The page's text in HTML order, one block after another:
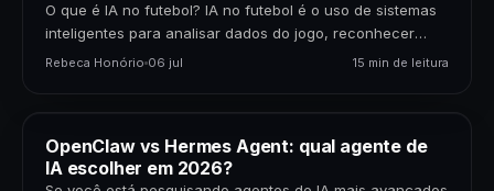
O que é IA no futebol? IA no futebol é o uso de sistemas
inteligentes para analisar dados do jogo, reconhecer
padrões, gerar previsões,…
Rebeca Honório 06 jul 15 min de leitura
OpenClaw vs Hermes Agent: qual agente de
IA escolher em 2026?